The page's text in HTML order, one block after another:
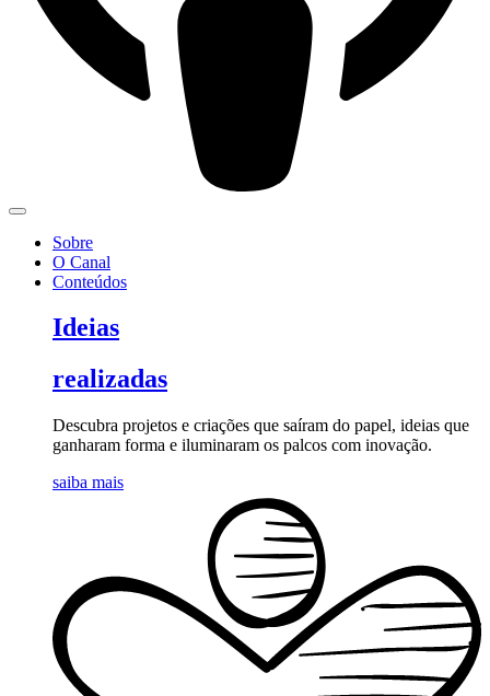
Sobre
O Canal
Conteúdos
Ideias
realizadas
Descubra projetos e criações que saíram do papel, ideias que
ganharam forma e iluminaram os palcos com inovação.
saiba mais